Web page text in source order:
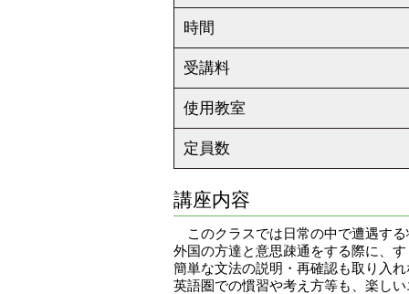
時間
受講料
使用教室
定員数
講座内容
このクラスでは日常の中で遭遇す
外国の方達と意思疎通をする際に、
簡単な文法の説明・再確認も取り入
英語圏での慣習や考え方等も、楽し